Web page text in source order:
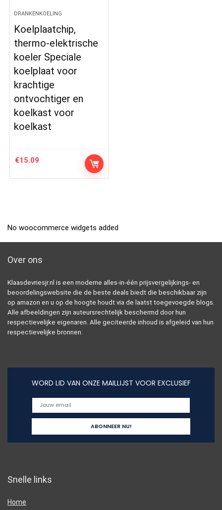
DRANKENKOELING
Koelplaatchip,
thermo-elektrische
koeler Speciale
koelplaat voor
krachtige
ontvochtiger en
koelkast voor
koelkast
€15.09
No woocommerce widgets added
Over ons
Klaasdevriesjr.nl is een moderne alles-in-één prijsvergelijkings- en
beoordelingswebsite die de beste deals biedt die beschikbaar zijn
op amazon en u op de hoogte houdt via de laatst toegevoegde blogs.
Alle afbeeldingen zijn auteursrechtelijk beschermd door hun
respectievelijke eigenaren. Alle geciteerde inhoud is afgeleid van hun
respectievelijke bronnen.
WORD LID VAN ONZE MAILLIJST VOOR EXCLUSIEF
Snelle links
Home